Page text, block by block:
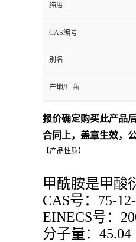
纯度
CAS编号
别名
产地/厂商
报价确定购买此产品
合同上，盖章生效，
【产品性质】
甲酰胺是甲酸
CAS号：75-
EINECS号：
分子量：45.04